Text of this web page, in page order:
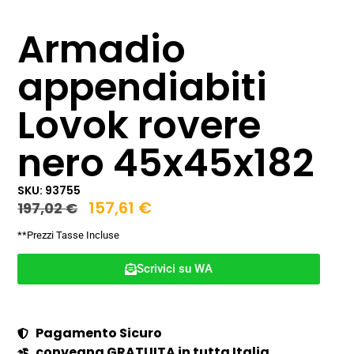
Armadio
appendiabiti
Lovok rovere
nero 45x45x182
SKU: 93755
197,02€ 157,61 €
**Prezzi Tasse Incluse
Scrivici su WA
Pagamento Sicuro